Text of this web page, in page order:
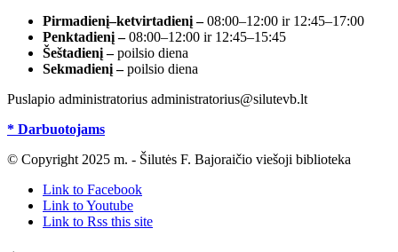
Pirmadienį–ketvirtadienį –08:00–12:00 ir 12:45–17:00
Penktadienį –08:00–12:00 ir 12:45–15:45
Šeštadienį –poilsio diena
Sekmadienį –poilsio diena
Puslapio administratorius administratorius@silutevb.lt
* Darbuotojams
© Copyright 2025 m. - Šilutės F. Bajoraičio viešoji biblioteka
Link to Facebook
Link to Youtube
Link to Rss this site